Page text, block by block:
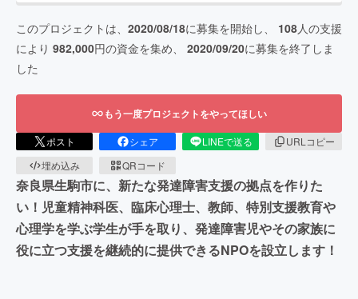
このプロジェクトは、 2020/08/18に募集を開始し、 108人の支援
により 982,000円の資金を集め、 2020/09/20に募集を終了しま
した
もう一度プロジェクトをやってほしい
ポスト シェア LINEで送る
URLコピー
埋め込み
QRコード
奈良県生駒市に、新たな発達障害支援の拠点を作りた
い！児童精神科医、臨床心理士、教師、特別支援教育や
心理学を学ぶ学生が手を取り、発達障害児やその家族に
役に立つ支援を継続的に提供できるNPOを設立します！